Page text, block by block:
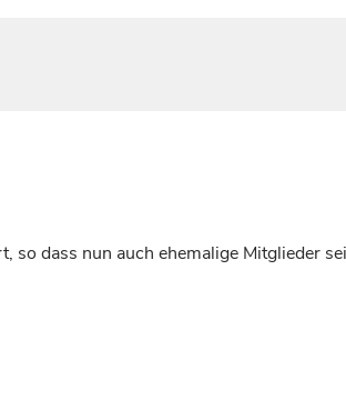
so dass nun auch ehemalige Mitglieder